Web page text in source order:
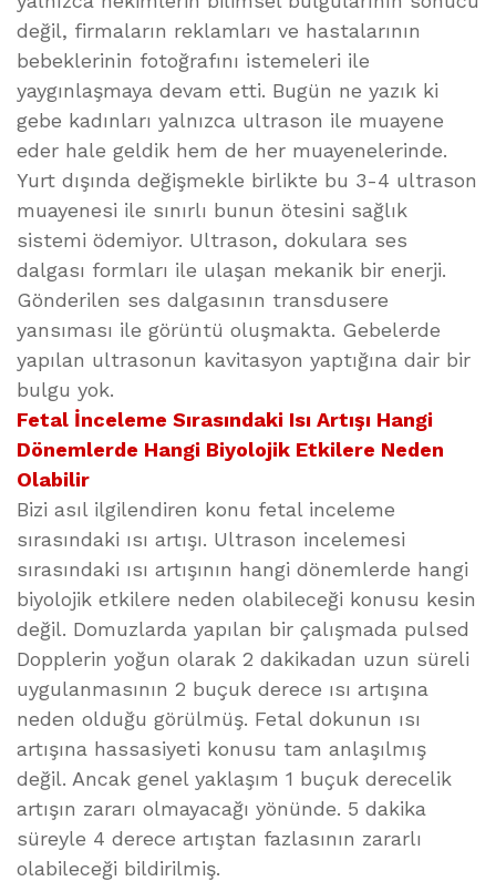
değil, firmaların reklamları ve hastalarının
bebeklerinin fotoğrafını istemeleri ile
yaygınlaşmaya devam etti. Bugün ne yazık ki
gebe kadınları yalnızca ultrason ile muayene
eder hale geldik hem de her muayenelerinde.
Yurt dışında değişmekle birlikte bu 3-4 ultrason
muayenesi ile sınırlı bunun ötesini sağlık
sistemi ödemiyor. Ultrason, dokulara ses
dalgası formları ile ulaşan mekanik bir enerji.
Gönderilen ses dalgasının transdusere
yansıması ile görüntü oluşmakta. Gebelerde
yapılan ultrasonun kavitasyon yaptığına dair bir
bulgu yok.
Fetal İnceleme Sırasındaki Isı Artışı Hangi
Dönemlerde Hangi Biyolojik Etkilere Neden
Olabilir
Bizi asıl ilgilendiren konu fetal inceleme
sırasındaki ısı artışı. Ultrason incelemesi
sırasındaki ısı artışının hangi dönemlerde hangi
biyolojik etkilere neden olabileceği konusu kesin
değil. Domuzlarda yapılan bir çalışmada pulsed
Dopplerin yoğun olarak 2 dakikadan uzun süreli
uygulanmasının 2 buçuk derece ısı artışına
neden olduğu görülmüş. Fetal dokunun ısı
artışına hassasiyeti konusu tam anlaşılmış
değil. Ancak genel yaklaşım 1 buçuk derecelik
artışın zararı olmayacağı yönünde. 5 dakika
süreyle 4 derece artıştan fazlasının zararlı
olabileceği bildirilmiş.